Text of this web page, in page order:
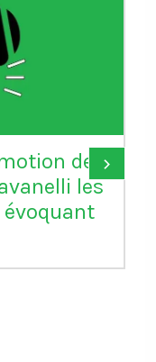
de
les
évoquant
›